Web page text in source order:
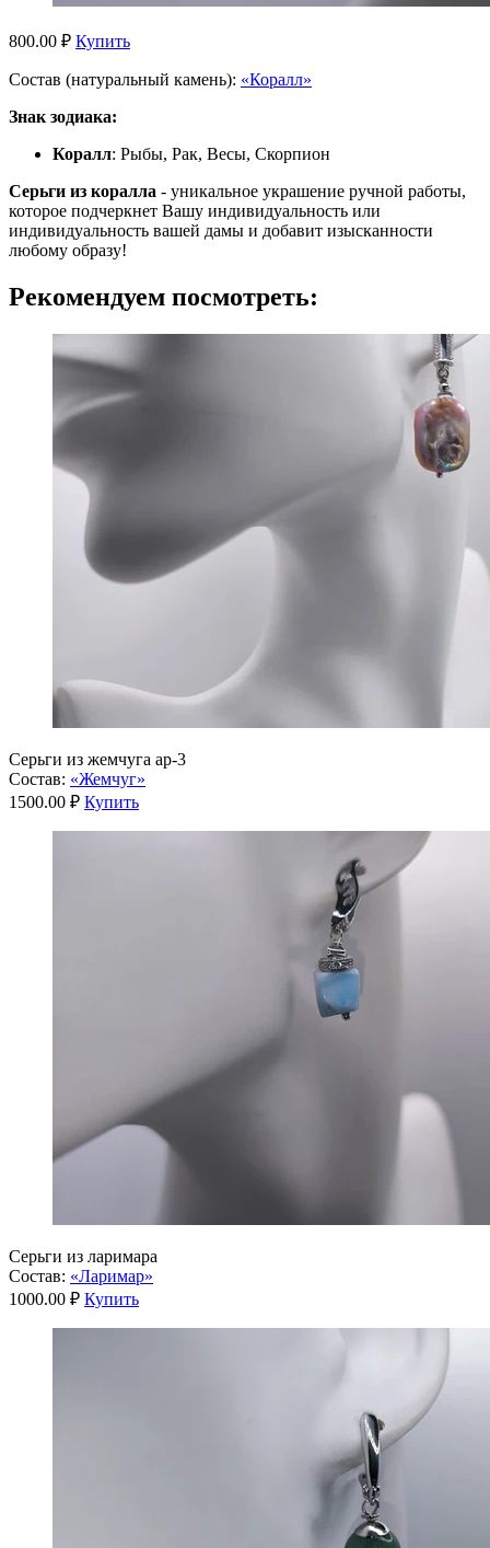
800.00 ₽ Купить
Состав (натуральный камень): «Коралл»
Знак зодиака:
Коралл: Рыбы, Рак, Весы, Скорпион
Серьги из коралла - уникальное украшение ручной работы,
которое подчеркнет Вашу индивидуальность или
индивидуальность вашей дамы и добавит изысканности
любому образу!
Рекомендуем посмотреть:
Серьги из жемчуга ар-3
Состав: «Жемчуг»
1500.00 ₽ Купить
Серьги из ларимара
Состав: «Ларимар»
1000.00 ₽ Купить